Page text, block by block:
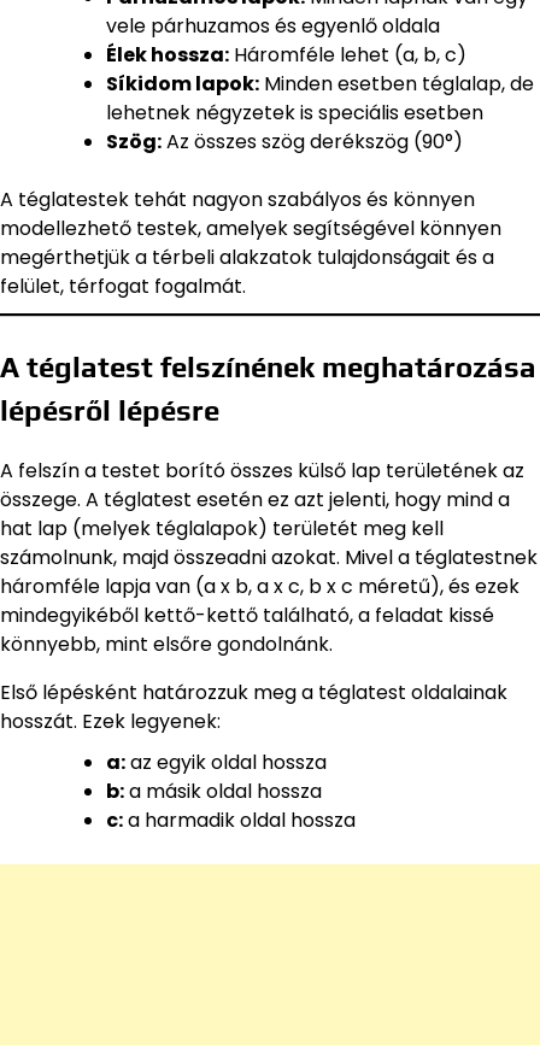
vele párhuzamos és egyenlő oldala
Élek hossza: Háromféle lehet (a, b, c)
Síkidom lapok: Minden esetben téglalap, de
lehetnek négyzetek is speciális esetben
Szög:Az összes szög derékszög (90°)
A téglatestek tehát nagyon szabályos és könnyen
modellezhető testek, amelyek segítségével könnyen
megérthetjük a térbeli alakzatok tulajdonságait és a
felület, térfogat fogalmát.
A téglatest felszínének meghatározása
lépésről lépésre
A felszín a testet borító összes külső lap területének az
összege. A téglatest esetén ez azt jelenti, hogy mind a
hat lap (melyek téglalapok) területét meg kell
számolnunk, majd összeadni azokat. Mivel a téglatestnek
háromféle lapja van (a x b, a x c, b x c méretű), és ezek
mindegyikéből kettő-kettő található, a feladat kissé
könnyebb, mint elsőre gondolnánk.
Első lépésként határozzuk meg a téglatest oldalainak
hosszát. Ezek legyenek:
a:az egyik oldal hossza
b:a másik oldal hossza
c:a harmadik oldal hossza